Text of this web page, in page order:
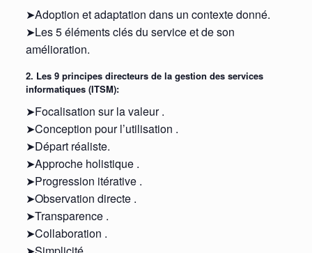
➤Adoption et adaptation dans un contexte donné.
➤Les 5 éléments clés du service et de son
amélioration.
2. Les 9 principes directeurs de la gestion des services
informatiques (ITSM):
➤Focalisation sur la valeur .
➤Conception pour l’utilisation .
➤Départ réaliste.
➤Approche holistique .
➤Progression itérative .
➤Observation directe .
➤Transparence .
➤Collaboration .